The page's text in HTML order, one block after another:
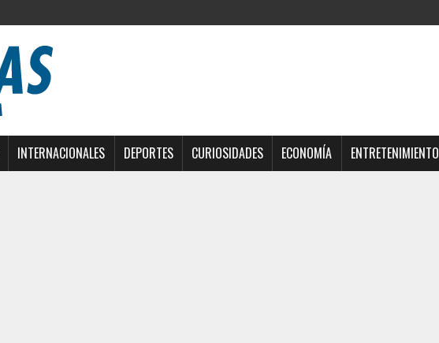
INTERNACIONALES DEPORTES CURIOSIDADES ECONOMÍA ENTRETENIMIENTO